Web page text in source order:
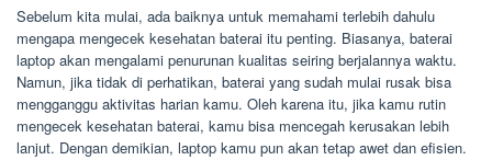
Sebelum kita mulai, ada baiknya untuk memahami terlebih dahulu
mengapa mengecek kesehatan baterai itu penting. Biasanya, baterai
laptop akan mengalami penurunan kualitas seiring berjalannya waktu.
Namun, jika tidak di perhatikan, baterai yang sudah mulai rusak bisa
mengganggu aktivitas harian kamu. Oleh karena itu, jika kamu rutin
mengecek kesehatan baterai, kamu bisa mencegah kerusakan lebih
lanjut. Dengan demikian, laptop kamu pun akan tetap awet dan efisien.